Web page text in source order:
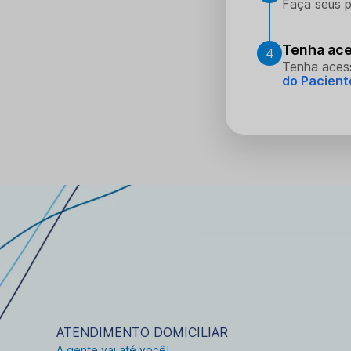
Faça seus
4 Tenha
Tenha
do
ATENDIMENTO DOMICILIAR